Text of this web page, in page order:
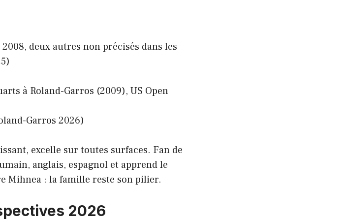
deux autres non précisés dans les
à Roland-Garros (2009), US Open
Garros 2026)
excelle sur toutes surfaces. Fan de
anglais, espagnol et apprend le
Mihnea : la famille reste son pilier.
2026